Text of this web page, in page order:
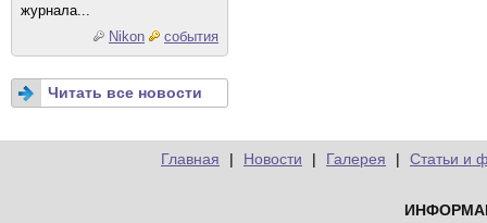
журнала...
Nikon
события
Читать все новости
Главная | Новости | Галерея | Статьи и